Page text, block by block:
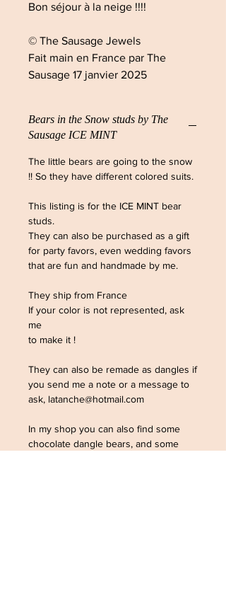
Bon séjour à la neige !!!!
© The Sausage Jewels
Fait main en France par The
Sausage 17 janvier 2025
Bears in the Snow studs by The
Sausage ICE MINT
The little bears are going to the snow
!! So they have different colored suits.
This listing is for the ICE MINT bear
studs.
They can also be purchased as a gift
for party favors, even wedding favors
that are fun and handmade by me.
They ship from France
If your color is not represented, ask
me
to make it !
They can also be remade as dangles if
you send me a note or a message to
ask, latanche@hotmail.com
In my shop you can also find some
chocolate dangle bears, and some